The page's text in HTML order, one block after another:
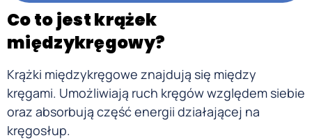
Co to jest krążek
międzykręgowy?
Krążki międzykręgowe znajdują się między
kręgami. Umożliwiają ruch kręgów względem siebie
oraz absorbują część energii działającej na
kręgosłup.